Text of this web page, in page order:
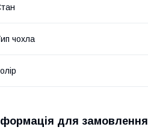
чохла
для замовлення